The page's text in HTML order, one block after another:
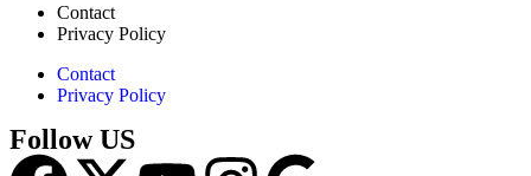
Contact
Privacy Policy
Contact
Privacy Policy
Follow US